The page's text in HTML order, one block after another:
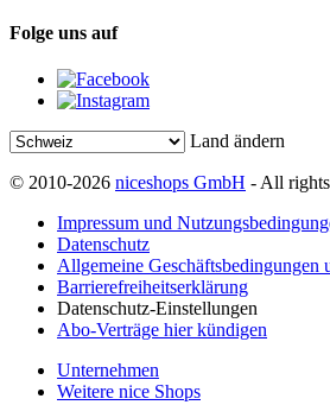
Folge uns auf
Land ändern
© 2010-2026 niceshops GmbH - All
Impressum und
Datenschutz
Allgemeine Geschäftsbedingungen
Barrierefreiheitserklärung
Datenschutz-Einstellungen
Abo-Verträge hier kündigen
Unternehmen
Weitere nice Shops